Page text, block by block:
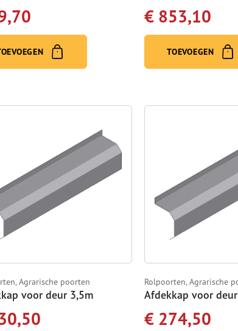
€ 853,10
TOEVOEGEN
Agrarische poorten
voor deur 3,5m
Rolpoorten, Agrarische
Afdekkap voor
€ 274,50